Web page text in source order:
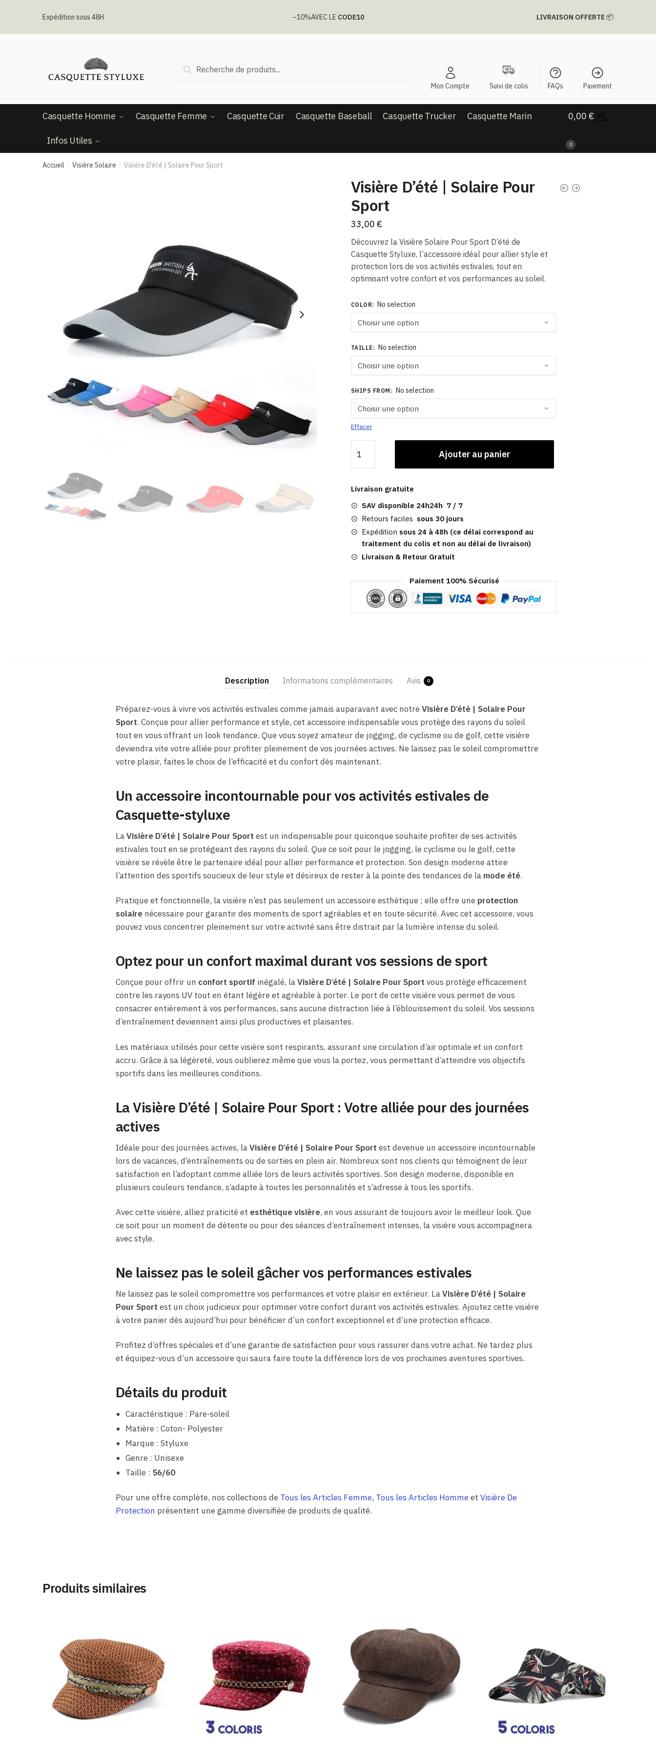
Expédition sous 48H –10%AVEC LE CODE10 LIVRAISON OFFERTE📦
pour :
Recherche
Mon Compte Suivi de colis FAQs Paiement
Casquette Homme Casquette Femme Casquette Cuir Casquette Baseball Casquette Trucker Casquette Marin
Infos Utiles
0,00 €
0
Accueil / Visière Solaire / Visière D’été | Solaire Pour Sport
Visière D’été | Solaire Pour
Sport
33,00 €
Découvrez la Visière Solaire Pour Sport D’été de
Casquette Styluxe, l’accessoire idéal pour allier style et
protection lors de vos activités estivales, tout en
optimisant votre confort et vos performances au soleil.
COLOR: No selection
TAILLE: No selection
SHIPS FROM : No selection
Effacer
de
Visière
|
Solaire
Pour
Sport
Ajouter au panier
Livraison gratuite
SAV disponible 24h24h 7 / 7
Retours faciles sous 30 jours
Expédition sous 24 à 48h (ce délai correspond au
traitement du colis et non au délai de livraison)
Livraison & Retour Gratuit
Paiement 100% Sécurisé
Description Informations complémentaires Avis 0
Préparez-vous à vivre vos activités estivales comme jamais auparavant avec notreVisière D’été | Solaire Pour
Sport. Conçue pour allier performance et style, cet accessoire indispensable vous protège des rayons du soleil
tout en vous offrant un look tendance. Que vous soyez amateur de jogging, de cyclisme ou de golf, cette visière
deviendra vite votre alliée pour profiter pleinement de vos journées actives. Ne laissez pas le soleil compromettre
votre plaisir, faites le choix de l’efficacité et du confort dès maintenant.
Un accessoire incontournable pour vos activités estivales de
Casquette-styluxe
LaVisière D’été | Solaire Pour Sport est un indispensable pour quiconque souhaite profiter de ses activités
estivales tout en se protégeant des rayons du soleil. Que ce soit pour le jogging, le cyclisme ou le golf, cette
visière se révèle être le partenaire idéal pour allier performance et protection. Son design moderne attire
l’attention des sportifs soucieux de leur style et désireux de rester à la pointe des tendances de la mode été.
Pratique et fonctionnelle, la visière n’est pas seulement un accessoire esthétique ; elle offre une protection
solairenécessaire pour garantir des moments de sport agréables et en toute sécurité. Avec cet accessoire, vous
pouvez vous concentrer pleinement sur votre activité sans être distrait par la lumière intense du soleil.
Optez pour un confort maximal durant vos sessions de sport
Conçue pour offrir un confort sportif inégalé, laVisière D’été | Solaire Pour Sport vous protège efficacement
contre les rayons UV tout en étant légère et agréable à porter. Le port de cette visière vous permet de vous
consacrer entièrement à vos performances, sans aucune distraction liée à l’éblouissement du soleil. Vos sessions
d’entraînement deviennent ainsi plus productives et plaisantes.
Les matériaux utilisés pour cette visière sont respirants, assurant une circulation d’air optimale et un confort
accru. Grâce à sa légèreté, vous oublierez même que vous la portez, vous permettant d’atteindre vos objectifs
sportifs dans les meilleures conditions.
La Visière D’été | Solaire Pour Sport : Votre alliée pour des journées
actives
Idéale pour des journées actives, laVisière D’été | Solaire Pour Sport est devenue un accessoire incontournable
lors de vacances, d’entraînements ou de sorties en plein air. Nombreux sont nos clients qui témoignent de leur
satisfaction en l’adoptant comme alliée lors de leurs activités sportives. Son design moderne, disponible en
plusieurs couleurs tendance, s’adapte à toutes les personnalités et s’adresse à tous les sportifs.
Avec cette visière, alliez praticité et esthétique visière, en vous assurant de toujours avoir le meilleur look. Que
ce soit pour un moment de détente ou pour des séances d’entraînement intenses, la visière vous accompagnera
avec style.
Ne laissez pas le soleil gâcher vos performances estivales
Ne laissez pas le soleil compromettre vos performances et votre plaisir en extérieur. LaVisière D’été | Solaire
Pour Sport est un choix judicieux pour optimiser votre confort durant vos activités estivales. Ajoutez cette visière
à votre panier dès aujourd’hui pour bénéficier d’un confort exceptionnel et d’une protection efficace.
Profitez d’offres spéciales et d’une garantie de satisfaction pour vous rassurer dans votre achat. Ne tardez plus
et équipez-vous d’un accessoire qui saura faire toute la différence lors de vos prochaines aventures sportives.
Détails du produit
Caractéristique : Pare-soleil
Matière : Coton- Polyester
Marque : Styluxe
Genre : Unisexe
Taille : 56/60
Pour une offre complète, nos collections de Tous les Articles Femme, Tous les Articles Hommeet Visière De
Protection présentent une gamme diversifiée de produits de qualité.
Produits similaires